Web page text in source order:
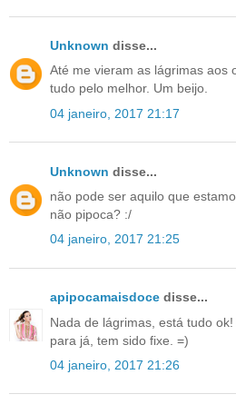
Unknown disse...
Até me vieram as lágrimas aos
tudo pelo melhor. Um beijo.
04 janeiro, 2017 21:17
Unknown disse...
não pode ser aquilo que
não pipoca? :/
04 janeiro, 2017 21:25
apipocamaisdoce disse...
Nada de lágrimas, está tudo
para já, tem sido fixe. =)
04 janeiro, 2017 21:26